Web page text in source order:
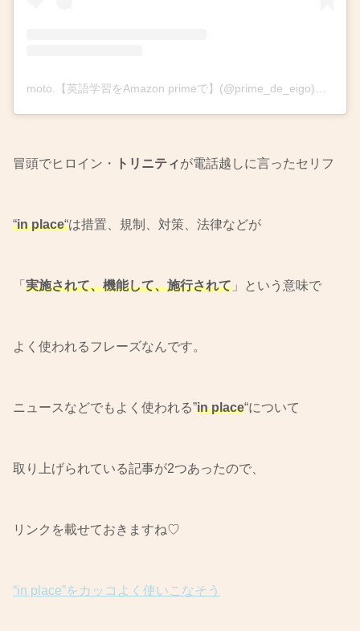
moto.【英語学習をAmazon primeで】(@prime_de_eigo)がシェアした投稿
冒頭でヒロイン・ トリニティが電話越しに言ったセリフ
“in place“は措置、規制、対策、法律などが
「 実施されて、機能して、施行されて 」という意味で
よく使われるフレーズなんです。
ニュースなどでもよく使われる”in place“について
取り上げられている記事が2つあったので、
リンクを載せておきますね♡
“in place”をカッコよく使いこなそう